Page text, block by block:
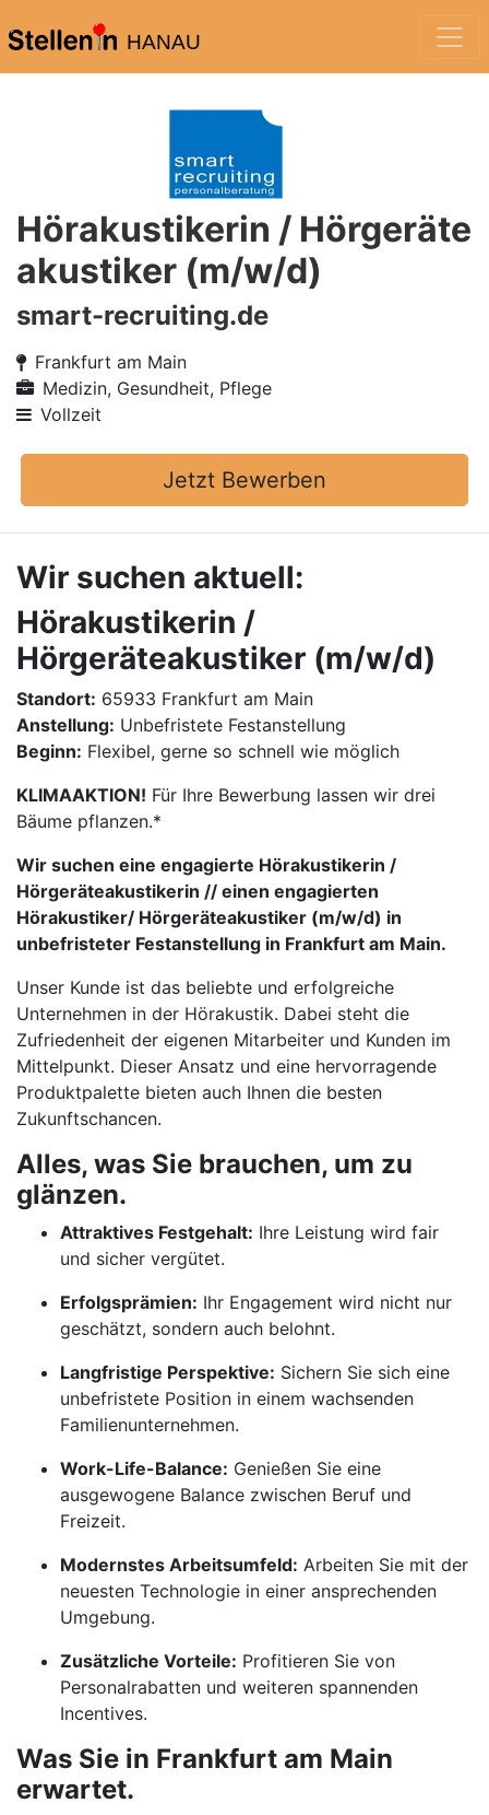
HANAU
Hörakustikerin / Hörgeräte
akustiker (m/w/d)
smart-recruiting.de
Frankfurt am Main
Medizin, Gesundheit, Pflege
Vollzeit
Jetzt Bewerben
Wir suchen aktuell:
Hörakustikerin /
Hörgeräteakustiker (m/w/d)
Standort: 65933 Frankfurt am Main
Anstellung: Unbefristete Festanstellung
Beginn: Flexibel, gerne so schnell wie möglich
KLIMAAKTION! Für Ihre Bewerbung lassen wir drei
Bäume pflanzen.*
Wir suchen eine engagierte Hörakustikerin /
Hörgeräteakustikerin // einen engagierten
Hörakustiker/ Hörgeräteakustiker (m/w/d) in
unbefristeter Festanstellung in Frankfurt am Main.
Unser Kunde ist das beliebte und erfolgreiche
Unternehmen in der Hörakustik. Dabei steht die
Zufriedenheit der eigenen Mitarbeiter und Kunden im
Mittelpunkt. Dieser Ansatz und eine hervorragende
Produktpalette bieten auch Ihnen die besten
Zukunftschancen.
Alles, was Sie brauchen, um zu
glänzen.
Attraktives Festgehalt: Ihre Leistung wird fair
und sicher vergütet.
Erfolgsprämien: Ihr Engagement wird nicht nur
geschätzt, sondern auch belohnt.
Langfristige Perspektive: Sichern Sie sich eine
unbefristete Position in einem wachsenden
Familienunternehmen.
Work-Life-Balance: Genießen Sie eine
ausgewogene Balance zwischen Beruf und
Freizeit.
Modernstes Arbeitsumfeld: Arbeiten Sie mit der
neuesten Technologie in einer ansprechenden
Umgebung.
Zusätzliche Vorteile: Profitieren Sie von
Personalrabatten und weiteren spannenden
Incentives.
Was Sie in Frankfurt am Main
erwartet.